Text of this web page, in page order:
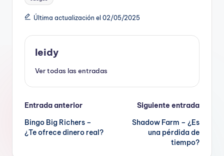
Última actualización el 02/05/2025
leidy
Ver todas las entradas
Navegación
de
Entrada anterior
Bingo Big Richers –
¿Te ofrece dinero real?
Siguiente entrada
Shadow Farm – ¿Es
una pérdida de
tiempo?